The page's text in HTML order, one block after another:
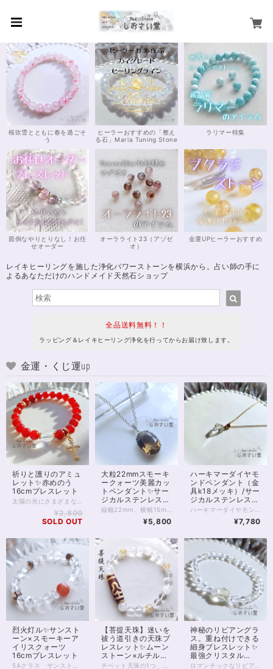
桜吹雪とともに春を過ごそ
う
ヒーラーおすすめの「整え
る石」Maria Tuning Stone
ラリマー特集
面倒なやりとりなし！お任
せオーダー
オーラライト23（アゾゼ
オ）
金運UPヒーラーおすすめ
レイキヒーリングを施した浄化パワーストーンを横浜から。占い師の手に
よるあなただけのハンドメイド天然石ショップ
全品送料無料！！
ラッピング＆レイキヒーリング浄化を行ってからお届け致します。
金運・くじ運up
祈りと護りのアミュ
レット✨赤めのう
16cmブレスレット
¥2,800
SOLD OUT
大粒22mmスモーキ
ークォーツ美麗カッ
トペンダント✨サー
ジカルステンレスチ
ェーン50cm・マグ
¥5,800
ハーキマーダイヤモ
ンドペンダント（金
具k18メッキ）/サー
ジカルステンレスチ
ェーン（k18メッ
¥7,780
烈火灯ル✨サンスト
ーン×スモーキーア
イリスクォーツ
16cmブレスレット
【菩提天珠】迷いを
祓う道引きの天珠ブ
レスレット✨ムーン
ストーン×ルチルク
ォーツ17.5cm
神秘のリビアングラ
ス。重ね付けできる
細身ブレスレット✨
最強クリスタル
17.5cm